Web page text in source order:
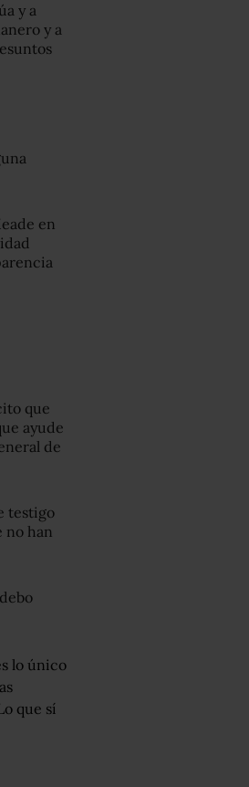
y a
y a
en
que
ayude
de
testigo
no han
lo único
que sí